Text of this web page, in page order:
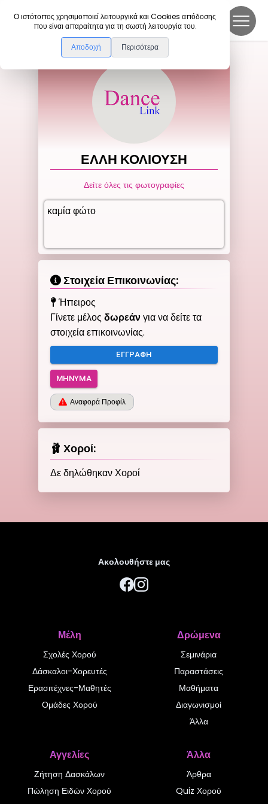
Ο ιστότοπος χρησιμοποιεί λειτουργικά και Cookies απόδοσης
που είναι απαραίτητα για τη σωστή λειτουργία του.
Αποδοχή Περισότερα
DanceLink
ΕΛΛΗ ΚΟΛΙΟΥΣΗ
Δείτε όλες τις φωτογραφίες
καμία φώτο
Στοιχεία Επικοινωνίας:
Ήπειρος
Γίνετε μέλοςδωρεάνγια να δείτε τα
στοιχεία επικοινωνίας.
ΕΓΓΡΑΦΉ
ΜΉΝΥΜΑ
Αναφορά Προφίλ
🩰 Χοροί:
Δε δηλώθηκαν Χοροί
Ακολουθήστε μας
Μέλη
Σχολές Χορού
Δάσκαλοι-Χορευτές
Ερασιτέχνες-Μαθητές
Ομάδες Χορού
Δρώμενα
Σεμινάρια
Παραστάσεις
Μαθήματα
Διαγωνισμοί
Άλλα
Αγγελίες
Ζήτηση Δασκάλων
Πώληση Ειδών Χορού
Άλλα
Άρθρα
Quiz Χορού